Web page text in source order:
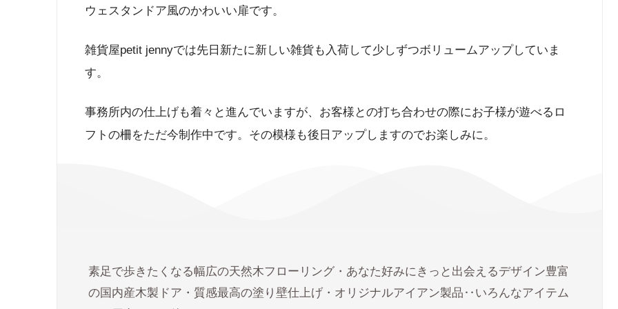
ウェスタンドア風のかわいい扉です。
雑貨屋petit jennyでは先日新たに新しい雑貨も入荷して少しずつボリュームアップしていま
す。
事務所内の仕上げも着々と進んでいますが、お客様との打ち合わせの際にお子様が遊べるロ
フトの柵をただ今制作中です。その模様も後日アップしますのでお楽しみに。
素足で歩きたくなる幅広の天然木フローリング・あなた好みにきっと出会えるデザイン豊富
の国内産木製ドア・質感最高の塗り壁仕上げ・オリジナルアイアン製品‥いろんなアイテム